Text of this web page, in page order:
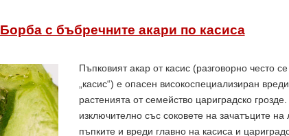
Борба с бъбречните акари по касиса
Пъпковият акар от касис (разговорно често се
„касис“) е опасен високоспециализиран
растенията от семейство цариградско
изключително със соковете на зачатъците на
пъпките и вреди главно на касиса и